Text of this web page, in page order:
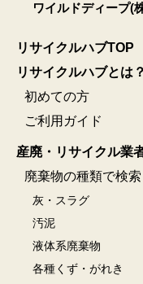
ワイルドディープ(
リサイクルハブTOP
リサイクルハブとは？
初めての方
ご利用ガイド
産廃・リサイクル業
廃棄物の種類で検索
灰・スラグ
汚泥
液体系廃棄物
各種くず・がれき